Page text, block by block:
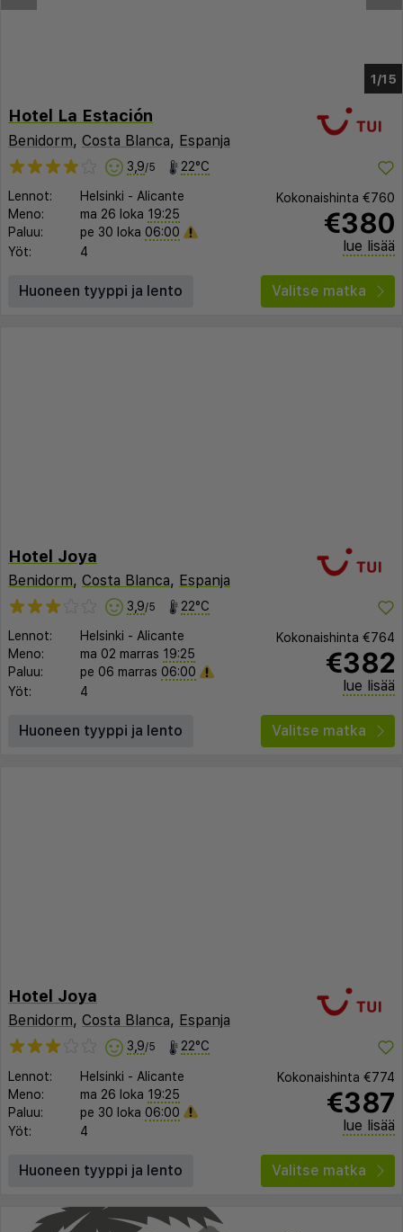
1/8
Hotel La Estación
Benidorm, Costa Blanca, Espanja
3,9/5 22°C
Lennot: Helsinki - Alicante
Meno:
ma 26 loka 19:25
Paluu:
pe 30 loka 06:00
Yöt:
4
Kokonaishinta €760
€380
lue lisää
Huoneen tyyppi ja lento Valitse matka
Hotel Joya
Benidorm, Costa Blanca, Espanja
3,9/5 22°C
Lennot: Helsinki - Alicante
Meno:
ma 02 marras 19:25
Paluu:
pe 06 marras 06:00
Yöt:
4
Kokonaishinta €764
€382
lue lisää
Huoneen tyyppi ja lento Valitse matka
Hotel Joya
Benidorm, Costa Blanca, Espanja
3,9/5 22°C
Lennot: Helsinki - Alicante
Meno:
ma 26 loka 19:25
Paluu:
pe 30 loka 06:00
Yöt:
4
Kokonaishinta €774
€387
lue lisää
Huoneen tyyppi ja lento Valitse matka